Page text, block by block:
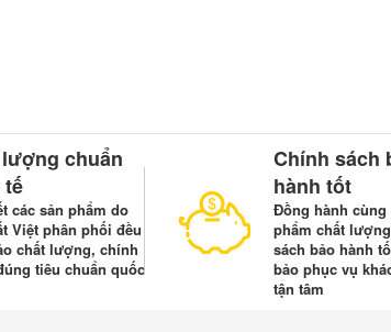
chuẩn
tế
các sản phẩm do
Việt phân phối đều
chất lượng, chính
tiêu chuẩn quốc
Chính sách
hành tốt
Đồng hành cùng
phẩm chất
sách bảo hành
bảo phục vụ
tận tâm